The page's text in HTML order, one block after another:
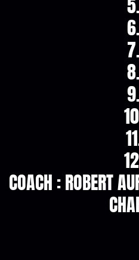
5.
6.
7.
8.
9.
COACH : ROBERT